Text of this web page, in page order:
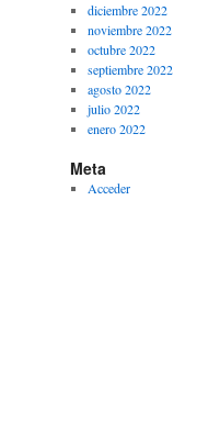
diciembre 2022
noviembre 2022
octubre 2022
septiembre 2022
agosto 2022
julio 2022
enero 2022
Meta
Acceder